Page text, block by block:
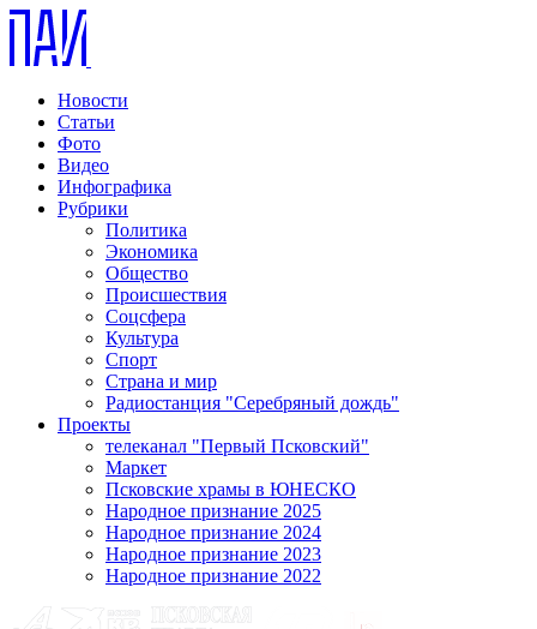
Новости
Статьи
Фото
Видео
Инфографика
Рубрики
Политика
Экономика
Общество
Происшествия
Соцсфера
Культура
Спорт
Страна и мир
Радиостанция "Серебряный дождь"
Проекты
телеканал "Первый Псковский"
Маркет
Псковские храмы в ЮНЕСКО
Народное признание 2025
Народное признание 2024
Народное признание 2023
Народное признание 2022